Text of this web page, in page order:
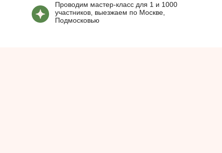
Проводим мастер-класс для 1 и 1000
участников, выезжаем по Москве,
Подмосковью